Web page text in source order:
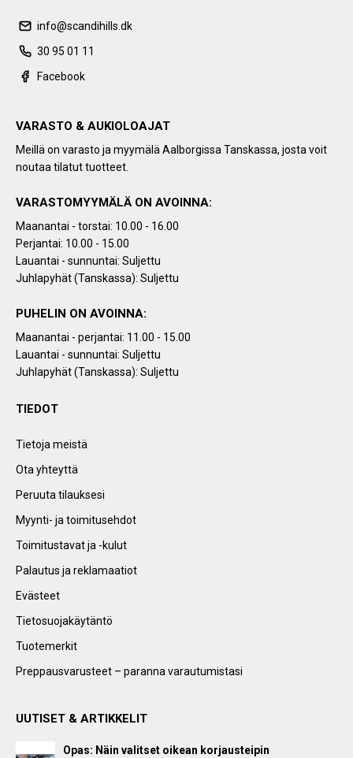
info@scandihills.dk
30 95 01 11
Facebook
VARASTO & AUKIOLOAJAT
Meillä on varasto ja myymälä Aalborgissa Tanskassa, josta voit
noutaa tilatut tuotteet.
VARASTOMYYMÄLÄ ON AVOINNA:
Maanantai - torstai: 10.00 - 16.00
Perjantai: 10.00 - 15.00
Lauantai - sunnuntai: Suljettu
Juhlapyhät (Tanskassa): Suljettu
PUHELIN ON AVOINNA:
Maanantai - perjantai: 11.00 - 15.00
Lauantai - sunnuntai: Suljettu
Juhlapyhät (Tanskassa): Suljettu
TIEDOT
Tietoja meistä
Ota yhteyttä
Peruuta tilauksesi
Myynti- ja toimitusehdot
Toimitustavat ja -kulut
Palautus ja reklamaatiot
Evästeet
Tietosuojakäytäntö
Tuotemerkit
Preppausvarusteet – paranna varautumistasi
UUTISET & ARTIKKELIT
Opas: Näin valitset oikean korjausteipin